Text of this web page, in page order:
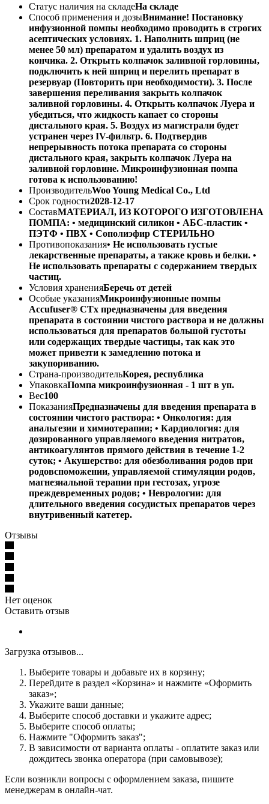
Статус наличия на складеНа складе
Способ применения и дозыВнимание! Постановку
инфузионной помпы необходимо проводить в строгих
асептических условиях. 1. Наполнить шприц (не
менее 50 мл) препаратом и удалить воздух из
кончика. 2. Открыть колпачок заливной горловины,
подключить к ней шприц и перелить препарат в
резервуар (Повторить при необходимости). 3. После
завершения переливания закрыть колпачок
заливной горловины. 4. Открыть колпачок Луера и
убедиться, что жидкость капает со стороны
дистального края. 5. Воздух из магистрали будет
устранен через IV-фильтр. 6. Подтвердив
непрерывность потока препарата со стороны
дистального края, закрыть колпачок Луера на
заливной горловине. Микроинфузионная помпа
готова к использованию!
ПроизводительWoo Young Medical Co., Ltd
Срок годности2028-12-17
СоставМАТЕРИАЛ, ИЗ КОТОРОГО ИЗГОТОВЛЕНА
ПОМПА: • медицинский силикон • АБС-пластик •
ПЭТФ • ПВХ • Сополиэфир СТЕРИЛЬНО
Противопоказания• Не использовать густые
лекарственные препараты, а также кровь и белки. •
Не использовать препараты с содержанием твердых
частиц.
Условия храненияБеречь от детей
Особые указанияМикроинфузионные помпы
Accufuser® CTx предназначены для введения
препарата в состоянии чистого раствора и не должны
использоваться для препаратов большой густоты
или содержащих твердые частицы, так как это
может привезти к замедлению потока и
закупориванию.
Страна-производительКорея, республика
УпаковкаПомпа микроинфузионная - 1 шт в уп.
Вес100
ПоказанияПредназначены для введения препарата в
состоянии чистого раствора: • Онкология: для
анальгезии и химиотерапии; • Кардиология: для
дозированного управляемого введения нитратов,
антикоагулянтов прямого действия в течение 1-2
суток; • Акушерство: для обезболивания родов при
родовспоможении, управляемой стимуляции родов,
магнезиальной терапии при гестозах, угрозе
преждевременных родов; • Неврологии: для
длительного введения сосудистых препаратов через
внутривенный катетер.
Отзывы
Нет оценок
Оставить отзыв
Загрузка отзывов...
Выберите товары и добавьте их в корзину;
Перейдите в раздел «Корзина» и нажмите «Оформить
заказ»;
Укажите ваши данные;
Выберите способ доставки и укажите адрес;
Выберите способ оплаты;
Нажмите "Оформить заказ";
В зависимости от варианта оплаты - оплатите заказ или
дождитесь звонка оператора (при самовывозе);
Если возникли вопросы с оформлением заказа, пишите
менеджерам в онлайн-чат.